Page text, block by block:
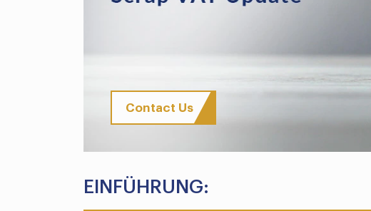
Contact Us
EINFÜHRUNG: